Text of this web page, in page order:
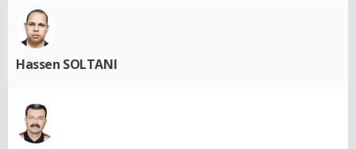
Hassen SOLTANI